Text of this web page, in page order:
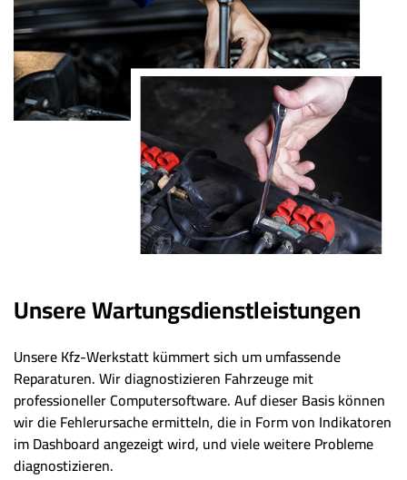
Unsere Wartungsdienstleistungen
Unsere Kfz-Werkstatt kümmert sich um umfassende
Reparaturen. Wir diagnostizieren Fahrzeuge mit
professioneller Computersoftware. Auf dieser Basis können
wir die Fehlerursache ermitteln, die in Form von Indikatoren
im Dashboard angezeigt wird, und viele weitere Probleme
diagnostizieren.